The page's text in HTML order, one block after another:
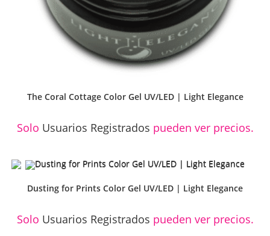
The Coral Cottage Color Gel UV/LED | Light Elegance
Solo Usuarios Registrados pueden ver precios.
Dusting for Prints Color Gel UV/LED | Light Elegance
Solo Usuarios Registrados pueden ver precios.